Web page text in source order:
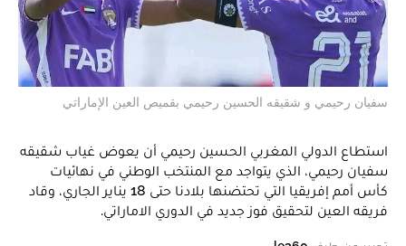
سفيان رحيمي و شقيقه الحسين رحيمي بقميص العين الإماراتي
استطاع الدولي المغربي الحسين رحيمي أن يعوض غياب شقيقه
سفيان رحيمي، الذي يتواجد مع المنتخب الوطني في نهائيات
كأس أمم إفريقيا التي تحتضنها بلادنا حتى 18 يناير الجاري، وقاد
فريقه العين لتحقيق فوز جديد في الدوري الاماراتي.